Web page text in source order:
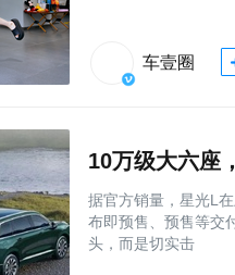
车壹圈
10万级大六座
据官方销量，星光L
布即预售、预售等交
头，而是切实击